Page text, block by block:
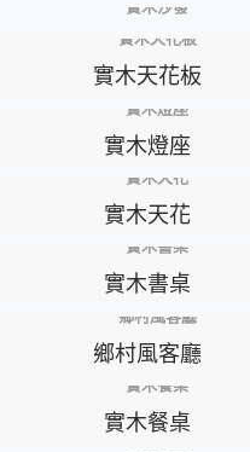
實木天花板
實木燈座
實木天花
實木書桌
鄉村風客廳
實木餐桌